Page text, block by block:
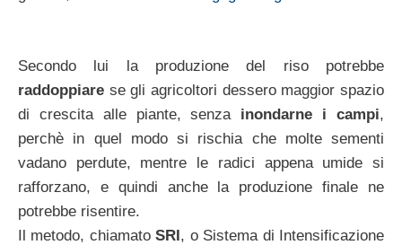
Secondo lui la produzione del riso potrebbe
raddoppiare se gli agricoltori dessero maggior spazio
di crescita alle piante, senza inondarne i campi,
perchè in quel modo si rischia che molte sementi
vadano perdute, mentre le radici appena umide si
rafforzano, e quindi anche la produzione finale ne
potrebbe risentire.
Il metodo, chiamatoSRI, o Sistema di Intensificazione